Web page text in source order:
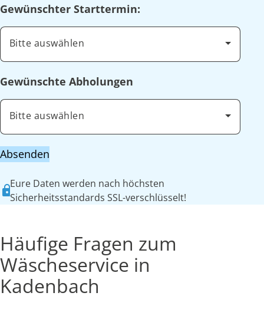
Gewünschter Starttermin:
Bitte auswählen
Gewünschte Abholungen
Bitte auswählen
Absenden
Eure Daten werden nach höchsten
Sicherheitsstandards SSL-verschlüsselt!
Häufige Fragen zum
Wäscheservice in
Kadenbach